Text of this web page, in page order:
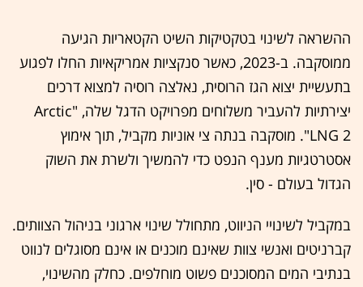
ההשראה לשינוי בטקטיקות השיט הקטאריות הגיעה
ממוסקבה. ב-2023, כאשר סנקציות אמריקאיות החלו לפגוע
בתעשיית יצוא הגז הרוסית, נאלצה רוסיה למצוא דרכים
יצירתיות להעביר משלוחים מפרויקט הדגל שלה, "Arctic
LNG 2". מוסקבה בנתה צי אוניות מקביל, תוך אימוץ
אסטרטגיות מענף הנפט כדי להמשיך ולשרת את השוק
הגדול בעולם - סין.
במקביל לשינויי הניווט, מתחולל שינוי ארגוני בניהול הצוותים.
קברניטים ואנשי צוות שאינם מוכנים או אינם מסוגלים לנווט
בנתיבי המים המסוכנים פשוט מוחלפים. כחלק מהשינוי,